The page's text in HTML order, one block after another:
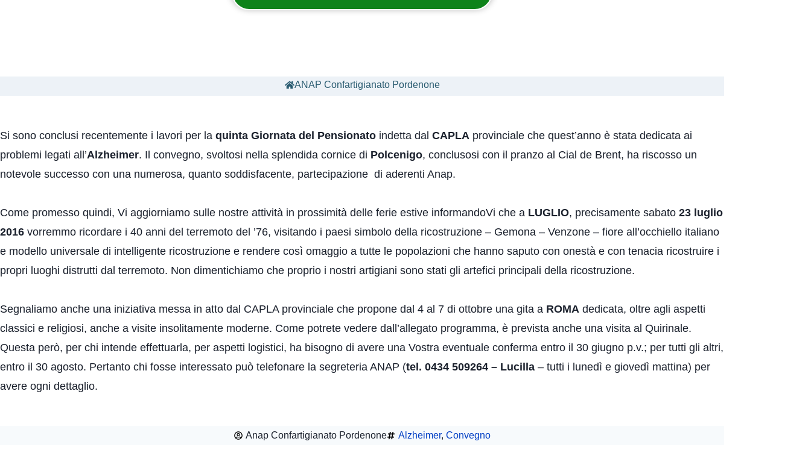
ANAP Confartigianato Pordenone
Si sono conclusi recentemente i lavori per la quinta Giornata del Pensionato indetta dal CAPLA provinciale che quest’anno è stata dedicata ai
problemi legati all’Alzheimer. Il convegno, svoltosi nella splendida cornice di Polcenigo, conclusosi con il pranzo al Cial de Brent, ha riscosso un
notevole successo con una numerosa, quanto soddisfacente, partecipazione di aderenti Anap.
Come promesso quindi, Vi aggiorniamo sulle nostre attività in prossimità delle ferie estive informandoVi che a LUGLIO, precisamente sabato 23 luglio
2016 vorremmo ricordare i 40 anni del terremoto del ’76, visitando i paesi simbolo della ricostruzione – Gemona – Venzone – fiore all’occhiello italiano
e modello universale di intelligente ricostruzione e rendere così omaggio a tutte le popolazioni che hanno saputo con onestà e con tenacia ricostruire i
propri luoghi distrutti dal terremoto. Non dimentichiamo che proprio i nostri artigiani sono stati gli artefici principali della ricostruzione.
Segnaliamo anche una iniziativa messa in atto dal CAPLA provinciale che propone dal 4 al 7 di ottobre una gita a ROMA dedicata, oltre agli aspetti
classici e religiosi, anche a visite insolitamente moderne. Come potrete vedere dall’allegato programma, è prevista anche una visita al Quirinale.
Questa però, per chi intende effettuarla, per aspetti logistici, ha bisogno di avere una Vostra eventuale conferma entro il 30 giugno p.v.; per tutti gli altri,
entro il 30 agosto. Pertanto chi fosse interessato può telefonare la segreteria ANAP (tel. 0434 509264 – Lucilla – tutti i lunedì e giovedì mattina) per
avere ogni dettaglio.
Anap Confartigianato Pordenone Alzheimer, Convegno